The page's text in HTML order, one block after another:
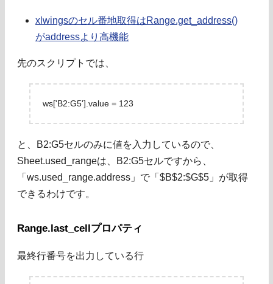
xlwingsのセル番地取得はRange.get_address()
がaddressより高機能
先のスクリプトでは、
ws['B2:G5'].value = 123
と、B2:G5セルのみに値を入力しているので、
Sheet.used_rangeは、B2:G5セルですから、
「ws.used_range.address」で「$B$2:$G$5」が取得
できるわけです。
Range.last_cellプロパティ
最終行番号を出力している行